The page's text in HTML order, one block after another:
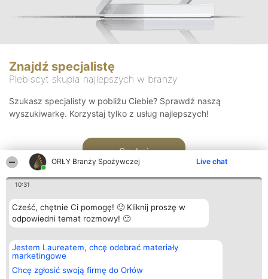
ORŁY Branży Spożywczej Live chat
10:31
Cześć, chętnie Ci pomogę! 🙂 Kliknij proszę w
odpowiedni temat rozmowy! 🙂
Jestem Laureatem, chcę odebrać materiały
marketingowe
Chcę zgłosić swoją firmę do Orłów
Znajdź specjalistę
Plebiscyt skupia najlepszych w branży
Szukasz specjalisty w pobliżu Ciebie? Sprawdź naszą
wyszukiwarkę. Korzystaj tylko z usług najlepszych!
Szukaj
Organizator plebiscytu
Bright Side Solutions sp. z o.
o. sp. k.
ul. Ruska 22
Wrocław 50-079
Plebiscyt
Laureaci
wszystkich
Laureatów
Kontakt
Kontakt